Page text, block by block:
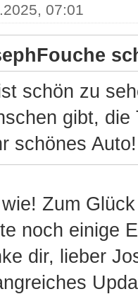
07:01
schön zu
gibt,
schönes Auto!
Zum
noch einige
dir, lieber